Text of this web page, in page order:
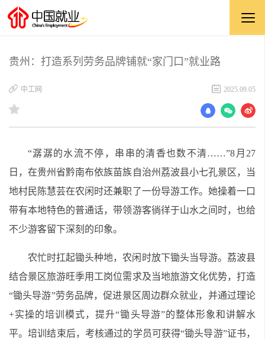
贵州：打造系列劳务品牌铺就“家门口”就业路
中工网 2025.09.05
“潺潺的水流不停，串串的清香也数不清……”8月27
日，在贵州省黔南布依族苗族自治州荔波县小七孔景区，当
地村民陈慧芸在农闲时还兼职了一份导游工作。她操着一口
带有本地特色的普通话，带领游客徜徉于山水之间时，也给
不少游客留下深刻的印象。
农忙时扛起锄头种地，农闲时放下锄头当导游。荔波县
结合景区旅游旺季用工岗位需求及当地旅游文化优势，打造
“锄头导游”劳务品牌，促进景区周边群众就业，并通过理论
+实操的培训模式，提升“锄头导游”的整体形象和讲解水
平。培训结束后，考核通过的学员可获得“锄头导游”证书，